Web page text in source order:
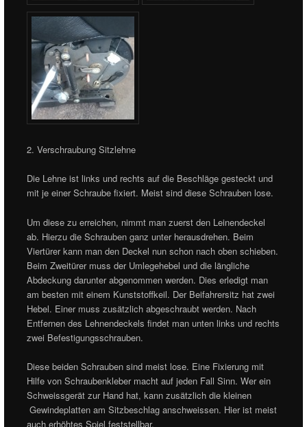
2. Verschraubung Sitzlehne
Die Lehne ist links und rechts auf die Beschläge gesteckt und
mit je einer Schraube fixiert. Meist sind diese Schrauben lose.
Um diese zu erreichen, nimmt man zuerst den Leinendeckel
ab. Hierzu die Schrauben ganz unter herausdrehen. Beim
Viertürer kann man den Deckel nun schon nach oben schieben.
Beim Zweitürer muss der Umlegehebel und die längliche
Abdeckung darunter abgenommen werden. Dies erledigt man
am besten mit einem Kunststoffkeil. Der Beifahrersitz hat zwei
Hebel. Einer muss zusätzlich abgeschraubt werden. Nach
Entfernen des Lehnendeckels findet man unten links und rechts
zwei Befestigungsschrauben.
Diese beiden Schrauben sind meist lose. Eine Fixierung mit
Hilfe von Schraubenkleber macht auf jeden Fall Sinn. Wer ein
Schweissgerät zur Hand hat, kann zusätzlich die kleinen
Gewindeplatten am Sitzbeschlag anschweissen. Hier ist meist
auch erhöhtes Spiel feststellbar.